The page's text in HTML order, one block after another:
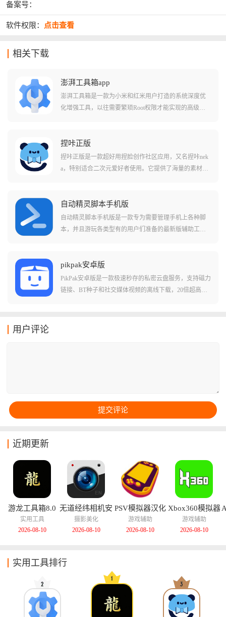
备案号：
软件权限： 点击查看
相关下载
澎湃工具箱app
澎湃工具箱是一款为小米和红米用户打造的系统深度优
化增强工具，以往需要繁琐Root权限才能实现的高级功
机设置里面没有的功能，或者是通过极致模式让老机型
焕发第二春，它都能在保证系统安全的前提下，带你解
锁澎湃系统的完整形态。
捏咔正版
捏咔正版是一款超好用捏脸创作社区应用，又名捏咔nek
a，特别适合二次元爱好者使用。它提供了海量的素材、
仅能捏脸，还能打造服装、发型等完整形象。你可以在
平台上制作头像、OC、人设，沉浸式体验换装装扮的乐
趣，所有作品都能保存到云端并分享给朋友。
自动精灵脚本手机版
自动精灵脚本手机版是一款专为需要管理手机上各种脚
本，并且游玩各类型有的用户们准备的最新版辅助工具a
直接通过录制的方式制作各种不同类型的脚本，处理各
种复杂的事务!在这款软件中还支持读取手机上的信息和
文件，有着很多灵活的运用方法!
pikpak安卓版
PikPak安卓版是一款极速秒存的私密云盘服务，支持磁力
链接、BT种子和社交媒体视频的离线下载，20倍超高速
用户评论
近期更新
游龙工具箱8.0
实用工具
2026-08-10
无道经纬相机安
卓版
摄影美化
2026-08-10
PSV模拟器汉化
版
游戏辅助
2026-08-10
Xbox360模拟器
中文版
游戏辅助
2026-08-10
实用工具排行